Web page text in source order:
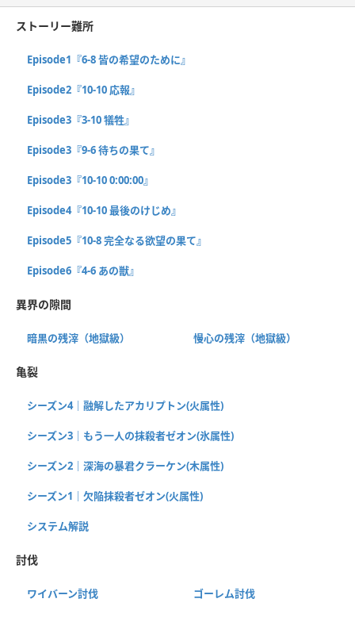
ストーリー難所
Episode1『6-8 皆の希望のために』
Episode2『10-10 応報』
Episode3『3-10 犠牲』
Episode3『9-6 待ちの果て』
Episode3『10-10 0:00:00』
Episode4『10-10 最後のけじめ』
Episode5『10-8 完全なる欲望の果て』
Episode6『4-6 あの獣』
異界の隙間
暗黒の残滓（地獄級） 慢心の残滓（地獄級）
亀裂
シーズン4｜融解したアカリプトン(火属性)
シーズン3｜もう一人の抹殺者ゼオン(氷属性)
シーズン2｜深海の暴君クラーケン(木属性)
シーズン1｜欠陥抹殺者ゼオン(火属性)
システム解説
討伐
ワイバーン討伐 ゴーレム討伐